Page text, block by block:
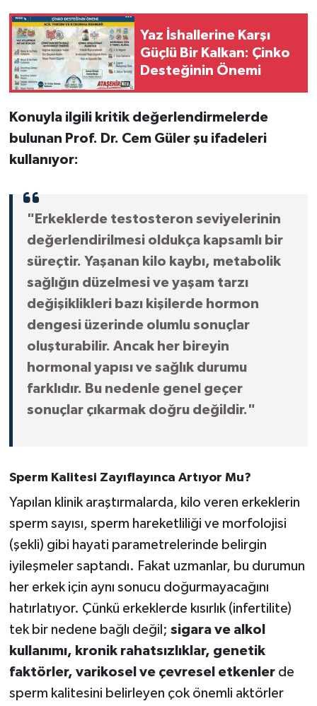
Yaz İshallerine Karşı
Güçlü Bir Kalkan: Çinko
Desteğinin Önemi
Konuyla ilgili kritik değerlendirmelerde
bulunan Prof. Dr. Cem Güler şu ifadeleri
kullanıyor:
"Erkeklerde testosteron seviyelerinin
değerlendirilmesi oldukça kapsamlı bir
süreçtir. Yaşanan kilo kaybı, metabolik
sağlığın düzelmesi ve yaşam tarzı
değişiklikleri bazı kişilerde hormon
dengesi üzerinde olumlu sonuçlar
oluşturabilir. Ancak her bireyin
hormonal yapısı ve sağlık durumu
farklıdır. Bu nedenle genel geçer
sonuçlar çıkarmak doğru değildir."
Sperm Kalitesi Zayıflayınca Artıyor Mu?
Yapılan klinik araştırmalarda, kilo veren erkeklerin
sperm sayısı, sperm hareketliliği ve morfolojisi
(şekli) gibi hayati parametrelerinde belirgin
iyileşmeler saptandı. Fakat uzmanlar, bu durumun
her erkek için aynı sonucu doğurmayacağını
hatırlatıyor. Çünkü erkeklerde kısırlık (infertilite)
tek bir nedene bağlı değil; sigara ve alkol
kullanımı, kronik rahatsızlıklar, genetik
faktörler, varikosel ve çevresel etkenlerde
sperm kalitesini belirleyen çok önemli aktörler